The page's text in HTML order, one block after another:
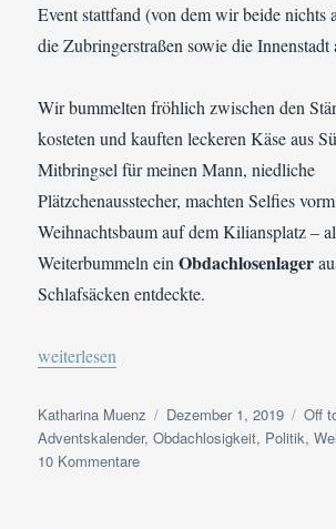
Event stattfand (von dem wir beide nichts
die Zubringerstraßen sowie die Innenstadt
Wir bummelten fröhlich zwischen den
kosteten und kauften leckeren Käse aus
Mitbringsel für meinen Mann, niedliche
Plätzchenausstecher, machten Selfies
Weihnachtsbaum auf dem Kiliansplatz –
Weiterbummeln einObdachlosenlager
Schlafsäcken entdeckte.
„Es begab sich aber zu der Zeit …“
weiterlesen
Autor
Katharina Muenz
Veröffentlicht
am
Dezember 1, 2019 Off
Adventskalender,Obdachlosigkeit, Politik,
10 Kommentarezu